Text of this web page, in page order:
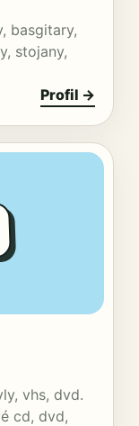
basgitary,
stojany,
Profil →
vhs, dvd.
cd, dvd,